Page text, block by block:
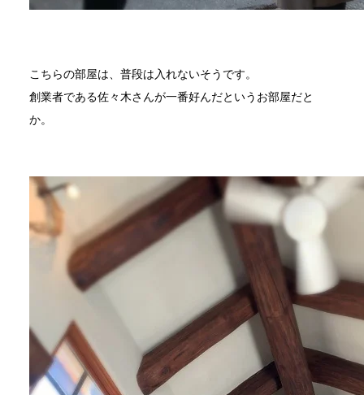
こちらの部屋は、普段は入れないそうです。
創業者である佐々木さんが一番好んだというお部屋だと
か。